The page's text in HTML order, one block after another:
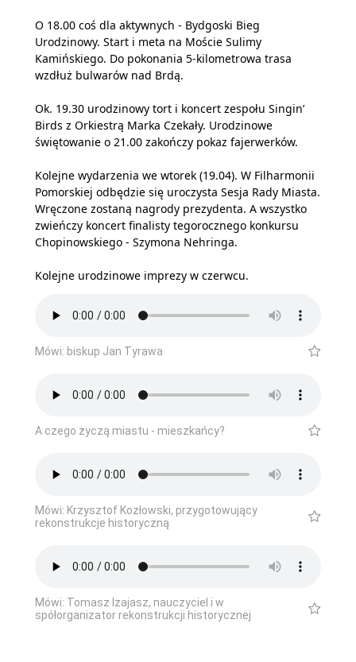
O 18.00 coś dla aktywnych - Bydgoski Bieg
Urodzinowy. Start i meta na Moście Sulimy
Kamińskiego. Do pokonania 5-kilometrowa trasa
wzdłuż bulwarów nad Brdą.
Ok. 19.30 urodzinowy tort i koncert zespołu Singin’
Birds z Orkiestrą Marka Czekały. Urodzinowe
świętowanie o 21.00 zakończy pokaz fajerwerków.
Kolejne wydarzenia we wtorek (19.04). W Filharmonii
Pomorskiej odbędzie się uroczysta Sesja Rady Miasta.
Wręczone zostaną nagrody prezydenta. A wszystko
zwieńczy koncert finalisty tegorocznego konkursu
Chopinowskiego - Szymona Nehringa.
Kolejne urodzinowe imprezy w czerwcu.
Mówi: biskup Jan Tyrawa
A czego życzą miastu - mieszkańcy?
Mówi: Krzysztof Kozłowski, przygotowujący
rekonstrukcje historyczną
Mówi: Tomasz Izajasz, nauczyciel i w
spółorganizator rekonstrukcji historycznej